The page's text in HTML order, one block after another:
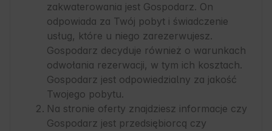
zakwaterowania jest Gospodarz. On
odpowiada za Twój pobyt i świadczenie
usług, które u niego zarezerwujesz.
Gospodarz decyduje również o warunkach
odwołania rezerwacji, w tym ich kosztach.
Gospodarz jest odpowiedzialny za jakość
Twojego pobytu.
Na stronie oferty znajdziesz informacje czy
Gospodarz jest przedsiębiorcą czy